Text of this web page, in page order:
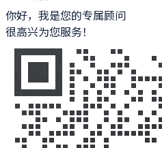
你好，我是您的专属顾问
很高兴为您服务！